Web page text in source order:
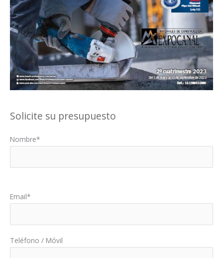
Solicite su presupuesto
Nombre*
Email*
Teléfono / Móvil